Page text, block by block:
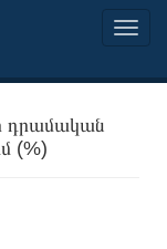
դրամական
(%)